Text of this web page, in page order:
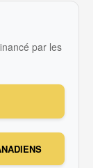
par les